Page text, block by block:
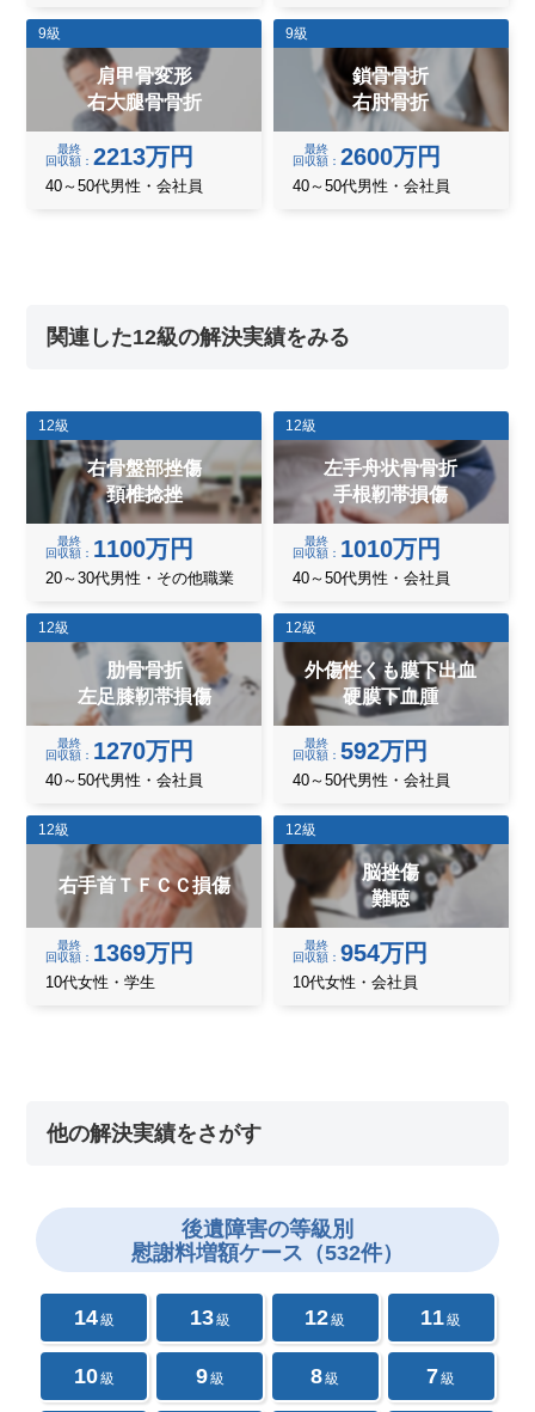
9級
肩甲骨変形
右大腿骨骨折
最終
回収額
2213万円
40～50代男性・会社員
9級
鎖骨骨折
右肘骨折
最終
回収額
2600万円
40～50代男性・会社員
関連した12級の解決実績をみる
12級
右骨盤部挫傷
頚椎捻挫
最終
回収額
1100万円
20～30代男性・その他職業
12級
左手舟状骨骨折
手根靭帯損傷
最終
回収額
1010万円
40～50代男性・会社員
12級
肋骨骨折
左足膝靭帯損傷
最終
回収額
1270万円
40～50代男性・会社員
12級
外傷性くも膜下出血
硬膜下血腫
最終
回収額
592万円
40～50代男性・会社員
12級
右手首ＴＦＣＣ損傷
最終
回収額
1369万円
10代女性・学生
12級
脳挫傷
難聴
最終
回収額
954万円
10代女性・会社員
他の解決実績をさがす
後遺障害の等級別
慰謝料増額ケース（532件）
14級 13級 12級 11級
10級 9級 8級 7級